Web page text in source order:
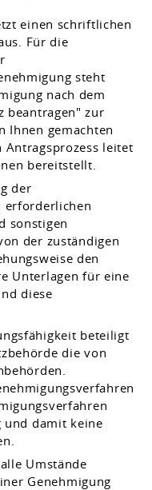
einen schriftlichen
Für die
steht
nach dem
beantragen" zur
Ihnen gemachten
Antragsprozess leitet
bereitstellt
der
erforderlichen
sonstigen
der zuständigen
den
Unterlagen für eine
diese
beteiligt
die von
damit keine
Umstände
Genehmigung